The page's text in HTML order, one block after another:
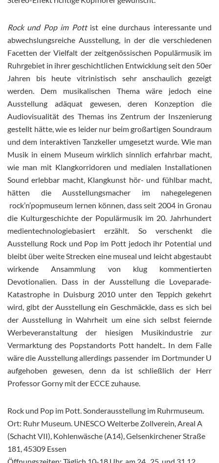
Rock und Pop im Pottist eine durchaus interessante und
abwechslungsreiche Ausstellung, in der die verschiedenen
Facetten der Vielfalt der zeitgenössischen Populärmusik im
Ruhrgebiet in ihrer geschichtlichen Entwicklung seit den 50er
Jahren bis heute vitrinistisch sehr anschaulich gezeigt
werden. Dem musikalischen Thema wäre jedoch eine
Ausstellung adäquat gewesen, deren Konzeption die
Audiovisualität des Themas ins Zentrum der Inszenierung
gestellt hätte, wie es leider nur beim großartigen Soundraum
und dem interaktiven Tanzkeller umgesetzt wurde. Wie man
Musik in einem Museum wirklich sinnlich erfahrbar macht,
wie man mit Klangkorridoren und medialen Installationen
Sound erlebbar macht, Klangkunst hör- und fühlbar macht,
hätten die Ausstellungsmacher im nahegelegenen
rock’n’popmuseum lernen können, dass seit 2004 in Gronau
die Kulturgeschichte der Populärmusik im 20. Jahrhundert
medientechnologiebasiert erzählt. So verschenkt die
Ausstellung Rock und Pop im Pott jedoch ihr Potential und
bleibt über weite Strecken eine museal und leicht abgestaubt
wirkende Ansammlung von klug kommentierten
Devotionalien. Dass in der Ausstellung die Loveparade-
Katastrophe in Duisburg 2010 unter den Teppich gekehrt
wird, gibt der Ausstellung ein Geschmäckle, dass es sich bei
der Ausstellung in Wahrheit um eine sich selbst feiernde
Werbeveranstaltung der hiesigen Musikindustrie zur
Vermarktung des Popstandorts Pott handelt.. In dem Falle
wäre die Ausstellung allerdings passender im Dortmunder U
aufgehoben gewesen, denn da ist schließlich der Herr
Professor Gorny mit der ECCE zuhause.
Rock und Pop im Pott. Sonderausstellung im Ruhrmuseum.
Ort: Ruhr Museum. UNESCO Welterbe Zollverein, Areal A
(Schacht VII), Kohlenwäsche (A14), Gelsenkirchener Straße
181, 45309 Essen